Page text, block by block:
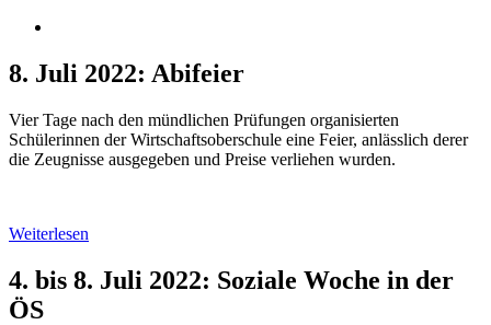
8. Juli 2022: Abifeier
Vier Tage nach den mündlichen Prüfungen organisierten
Schülerinnen der Wirtschaftsoberschule eine Feier, anlässlich derer
die Zeugnisse ausgegeben und Preise verliehen wurden.
Weiterlesen
4. bis 8. Juli 2022: Soziale Woche in der
ÖS